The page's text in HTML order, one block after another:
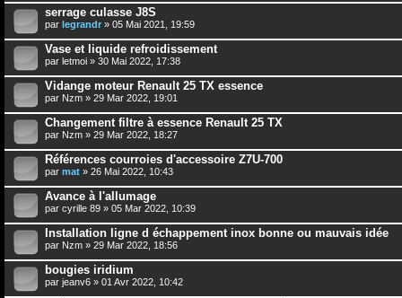
serrage culasse J8S
par legrandr » 05 Mai 2021, 19:59
Vase et liquide refroidissement
par letmoi » 30 Mai 2022, 17:38
Vidange moteur Renault 25 TX essence
par Nzm » 29 Mar 2022, 19:01
Changement filtre à essence Renault 25 TX
par Nzm » 29 Mar 2022, 18:27
Références courroies d'accessoire Z7U-700
par mat » 26 Mai 2022, 10:43
Avance à l'allumage
par cyrille 89 » 05 Mar 2022, 10:39
Installation ligne d échappement inox bonne ou mauvais idée
par Nzm » 29 Mar 2022, 18:56
bougies iridium
par jeanv6 » 01 Avr 2022, 10:42